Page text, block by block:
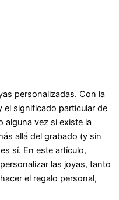
personalizadas. Con la
el significado particular de
alguna vez si existe la
allá del grabado (y sin
sí. En este artículo,
las joyas, tanto
el regalo personal,